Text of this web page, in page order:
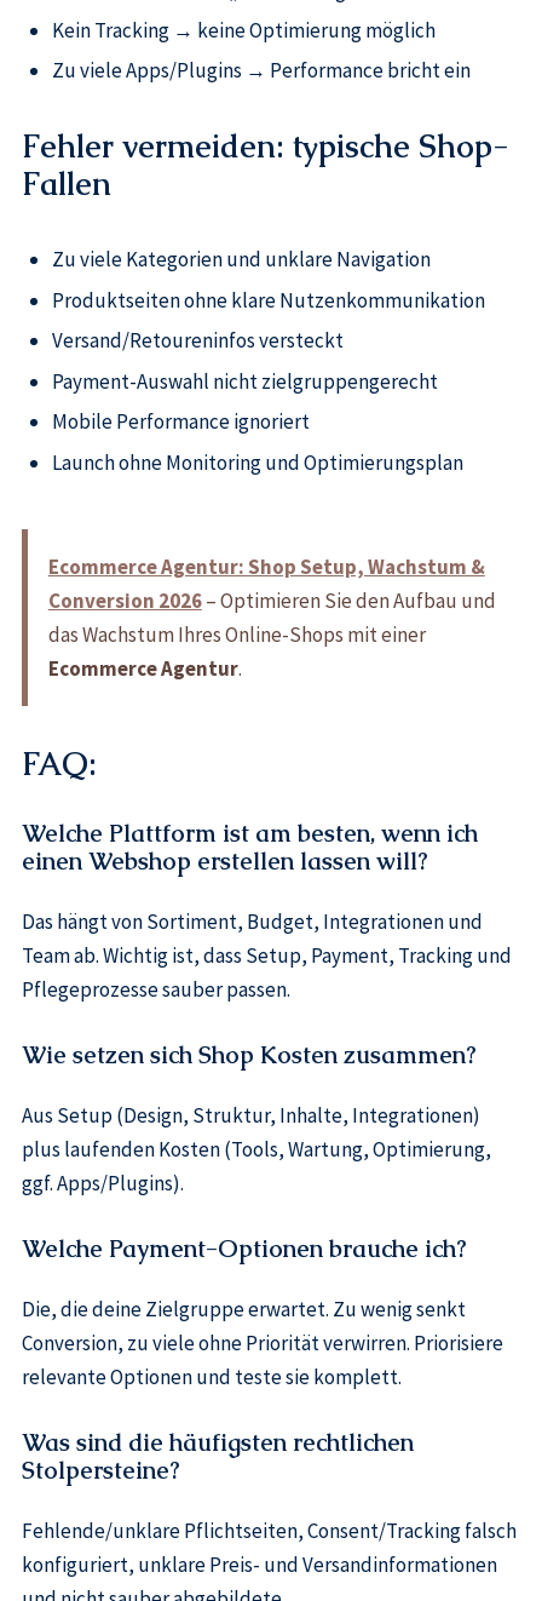
Kein Tracking → keine Optimierung möglich
Zu viele Apps/Plugins → Performance bricht ein
Fehler vermeiden: typische Shop-
Fallen
Zu viele Kategorien und unklare Navigation
Produktseiten ohne klare Nutzenkommunikation
Versand/Retoureninfos versteckt
Payment-Auswahl nicht zielgruppengerecht
Mobile Performance ignoriert
Launch ohne Monitoring und Optimierungsplan
Ecommerce Agentur: Shop Setup, Wachstum &
Conversion 2026– Optimieren Sie den Aufbau und
das Wachstum Ihres Online-Shops mit einer
Ecommerce Agentur.
FAQ:
Welche Plattform ist am besten, wenn ich
einen Webshop erstellen lassen will?
Das hängt von Sortiment, Budget, Integrationen und
Team ab. Wichtig ist, dass Setup, Payment, Tracking und
Pflegeprozesse sauber passen.
Wie setzen sich Shop Kosten zusammen?
Aus Setup (Design, Struktur, Inhalte, Integrationen)
plus laufenden Kosten (Tools, Wartung, Optimierung,
ggf. Apps/Plugins).
Welche Payment-Optionen brauche ich?
Die, die deine Zielgruppe erwartet. Zu wenig senkt
Conversion, zu viele ohne Priorität verwirren. Priorisiere
relevante Optionen und teste sie komplett.
Was sind die häufigsten rechtlichen
Stolpersteine?
Fehlende/unklare Pflichtseiten, Consent/Tracking falsch
konfiguriert, unklare Preis- und Versandinformationen